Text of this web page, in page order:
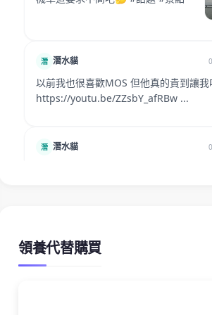
領養代替購買